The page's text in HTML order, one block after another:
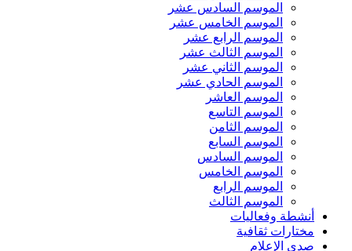
الموسم السادس عشر
الموسم الخامس عشر
الموسم الرابع عشر
الموسم الثالث عشر
الموسم الثاني عشر
الموسم الحادي عشر
الموسم العاشر
الموسم التاسع
الموسم الثامن
الموسم السابع
الموسم السادس
الموسم الخامس
الموسم الرابع
الموسم الثالث
أنشطة وفعاليات
مختارات ثقافية
صدى الإعلام